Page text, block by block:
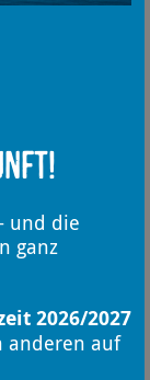
und die
ganz
2026/2027
anderen auf